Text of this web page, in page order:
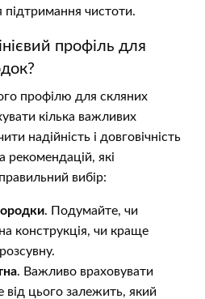
чистоти.
профіль для
профілю для скляних
кілька важливих
надійність і довговічність
рекомендацій, які
вибір:
. Подумайте, чи
конструкція, чи краще
. Важливо враховувати
цього залежить, який